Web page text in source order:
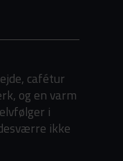
cafétur
og en varm
i
ikke